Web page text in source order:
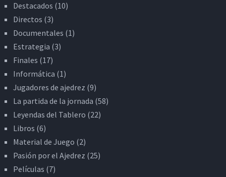
Destacados (10)
Directos (3)
Documentales (1)
Estrategia (3)
Finales (17)
Informática (1)
Jugadores de ajedrez (9)
La partida de la jornada (58)
Leyendas del Tablero (22)
Libros (6)
Material de Juego (2)
Pasión por el Ajedrez (25)
Películas (7)